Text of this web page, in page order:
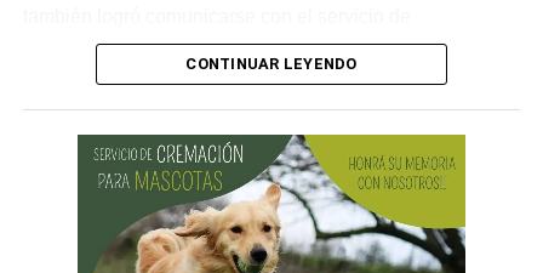
emergencias para informar lo que estaba ocurriendo.
hombres le habían sustraído una bolsa con dinero en
efectivo y dos teléfonos celulares. En el lugar se
recuperó parte de los bienes robados y se detuvo al
primer involucrado.
CONTINUAR LEYENDO